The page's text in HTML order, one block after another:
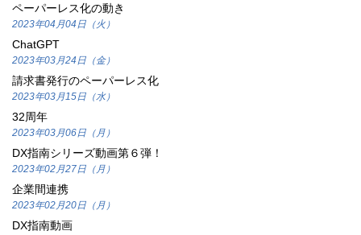
ペーパーレス化の動き
2023年04月04日（火）
ChatGPT
2023年03月24日（金）
請求書発行のペーパーレス化
2023年03月15日（水）
32周年
2023年03月06日（月）
DX指南シリーズ動画第６弾！
2023年02月27日（月）
企業間連携
2023年02月20日（月）
DX指南動画